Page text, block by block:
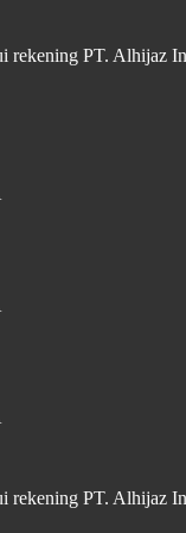
rekening PT. Alhijaz
rekening PT. Alhijaz